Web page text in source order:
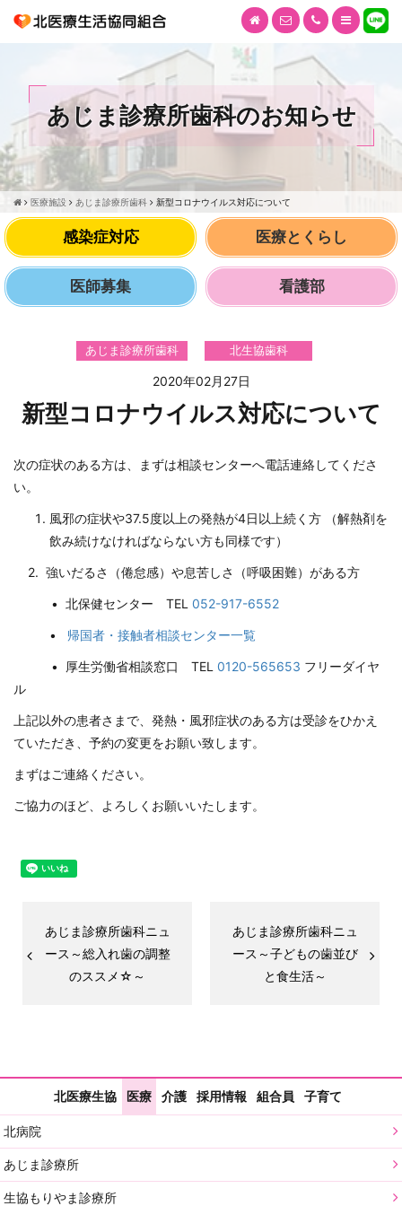
あじま診療所歯科のお知らせ
医療施設 あじま診療所歯科 新型コロナウイルス対応について
感染症対応 医療とくらし
医師募集 看護部
あじま診療所歯科 北生協歯科
2020年02月27日
新型コロナウイルス対応について
次の症状のある方は、まずは相談センターへ電話連絡してくださ
い。
風邪の症状や37.5度以上の発熱が4日以上続く方 （解熱剤を
飲み続けなければならない方も同様です）
2. 強いだるさ（倦怠感）や息苦しさ（呼吸困難）がある方
• 北保健センター TEL 052-917-6552
• 帰国者・接触者相談センター一覧
• 厚生労働省相談窓口 TEL 0120-565653 フリーダイヤ
ル
上記以外の患者さまで、発熱・風邪症状のある方は受診をひかえ
ていただき、予約の変更をお願い致します。
まずはご連絡ください。
ご協力のほど、よろしくお願いいたします。
あじま診療所歯科ニュ
ース～総入れ歯の調整
のススメ☆～
あじま診療所歯科ニュ
ース～子どもの歯並び
と食生活～
北医療生協 医療 介護 採用情報 組合員 子育て
北病院
あじま診療所
生協もりやま診療所